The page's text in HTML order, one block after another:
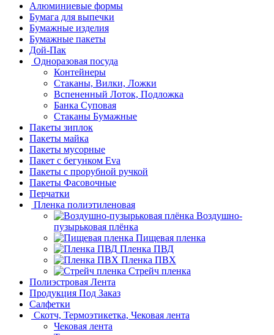
Алюминиевые формы
Бумага для выпечки
Бумажные изделия
Бумажные пакеты
Дой-Пак
Одноразовая посуда
Контейнеры
Стаканы, Вилки, Ложки
Вспененный Лоток, Подложка
Банка Суповая
Стаканы Бумажные
Пакеты зиплок
Пакеты майка
Пакеты мусорные
Пакет с бегунком Eva
Пакеты с прорубной ручкой
Пакеты Фасовочные
Перчатки
Пленка полиэтиленовая
Воздушно-
пузырьковая плёнка
Пищевая пленка
Пленка ПВД
Пленка ПВХ
Стрейч пленка
Полиэстровая Лента
Продукция Под Заказ
Салфетки
Скотч, Термоэтикетка, Чековая лента
Чековая лента